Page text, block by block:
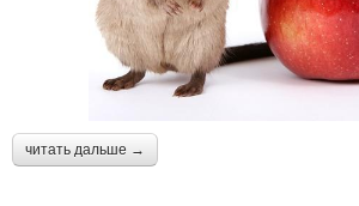
читать дальше →